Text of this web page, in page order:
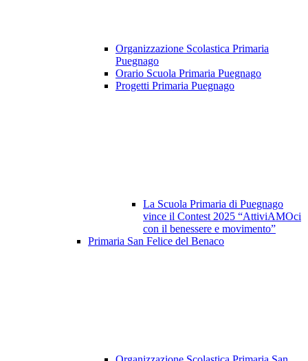
Organizzazione Scolastica Primaria
Puegnago
Orario Scuola Primaria Puegnago
Progetti Primaria Puegnago
La Scuola Primaria di Puegnago
vince il Contest 2025 “AttiviAMOci
con il benessere e movimento”
Primaria San Felice del Benaco